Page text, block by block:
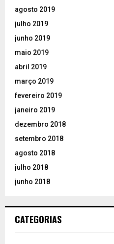
agosto 2019
julho 2019
junho 2019
maio 2019
abril 2019
março 2019
fevereiro 2019
janeiro 2019
dezembro 2018
setembro 2018
agosto 2018
julho 2018
junho 2018
CATEGORIAS